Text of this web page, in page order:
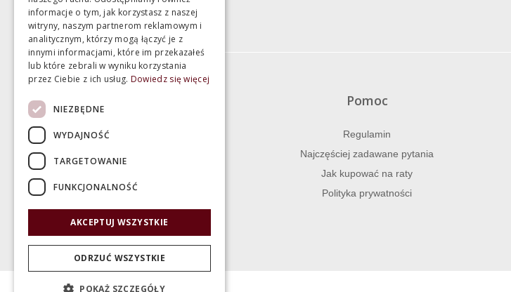
Termin realizacji zamówienia
Gwarancja i serwis
Zwrot towaru
Pomoc
Regulamin
Najczęściej zadawane pytania
Jak kupować na raty
Polityka prywatności
informacje o tym, jak korzystasz z naszej
witryny, naszym partnerom reklamowym i
analitycznym, którzy mogą łączyć je z
innymi informacjami, które im przekazałeś
lub które zebrali w wyniku korzystania
przez Ciebie z ich usług. Dowiedz się więcej
NIEZBĘDNE
WYDAJNOŚĆ
TARGETOWANIE
FUNKCJONALNOŚĆ
AKCEPTUJ WSZYSTKIE
ODRZUĆ WSZYSTKIE
POKAŻ SZCZEGÓŁY